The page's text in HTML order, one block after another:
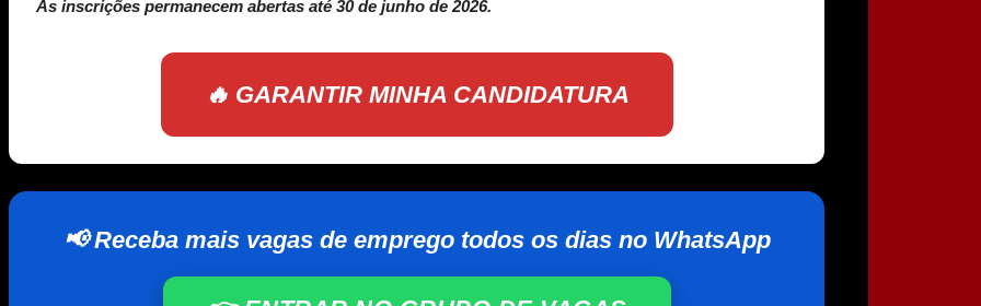
As inscrições permanecem abertas até 30 de junho de 2026.
🔥 GARANTIR MINHA CANDIDATURA
📢 Receba mais vagas de emprego todos os dias no WhatsApp